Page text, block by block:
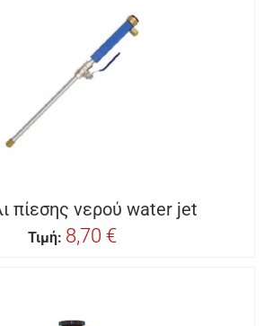
πίεσης νερού water jet
Τιμή: 8,70 €